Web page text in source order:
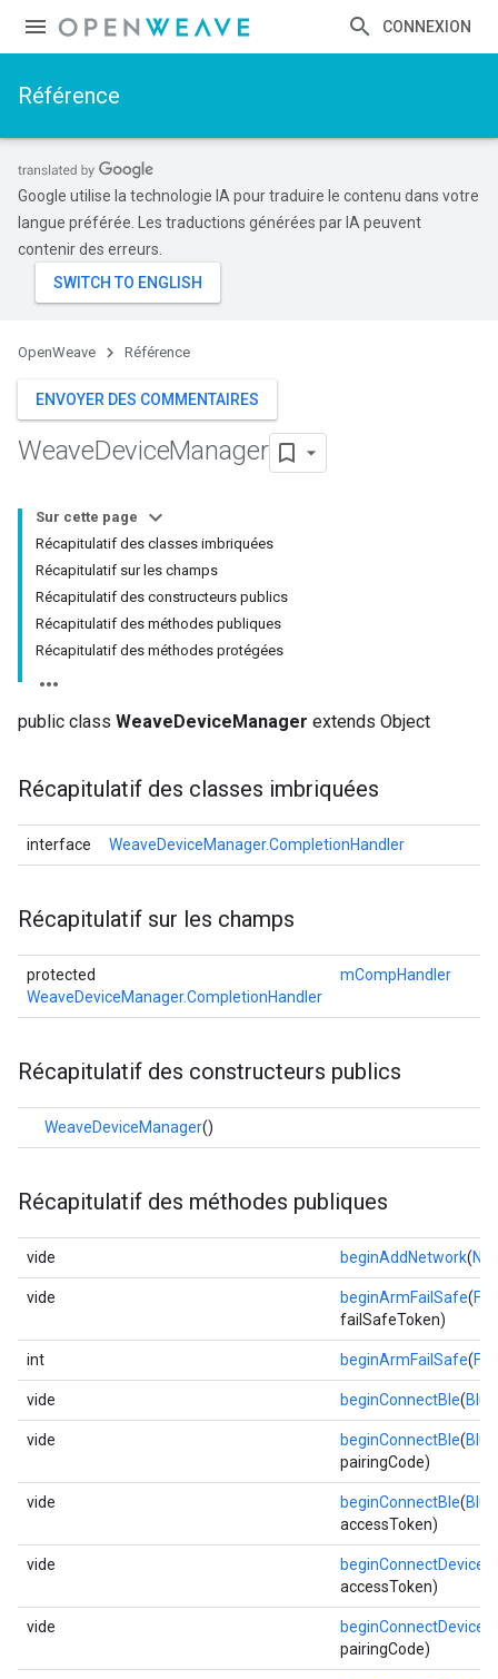
CONNEXION
Référence
Google utilise la technologie IA pour traduire le contenu dans votre
langue préférée. Les traductions générées par IA peuvent
contenir des erreurs.
OpenWeave Référence
ENVOYER DES COMMENTAIRES
WeaveDeviceManager
Sur cette page
Récapitulatif des classes imbriquées
Récapitulatif sur les champs
Récapitulatif des constructeurs publics
Récapitulatif des méthodes publiques
Récapitulatif des méthodes protégées
public class WeaveDeviceManager extends Object
Récapitulatif des classes imbriquées
interface WeaveDeviceManager.CompletionHandler
Récapitulatif sur les champs
protected
WeaveDeviceManager.CompletionHandler
mCompHandler
Récapitulatif des constructeurs publics
WeaveDeviceManager()
Récapitulatif des méthodes publiques
vide beginAddNetwork(
vide beginArmFailSafe(
failSafeToken)
int beginArmFailSafe(
vide beginConnectBle(
vide beginConnectBle(
pairingCode)
vide beginConnectBle(
accessToken)
vide beginConnectDevice
accessToken)
vide beginConnectDevice
pairingCode)